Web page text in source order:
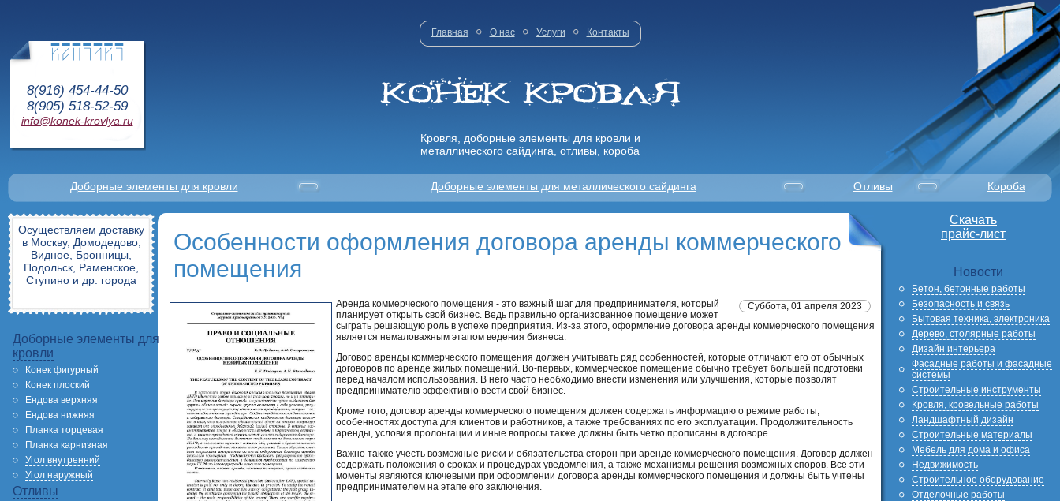
8(916) 454-44-50
8(905) 518-52-59
info@konek-krovlya.ru
Главная О нас Услуги Контакты
Кровля, доборные элементы для кровли и
металлического сайдинга, отливы, короба
Доборные элементы для кровли Доборные элементы для металлического сайдинга Отливы Короба
Осуществляем доставку
в Москву, Домодедово,
Видное, Бронницы,
Подольск, Раменское,
Ступино и др. города
Доборные элементы для
кровли
Конек фигурный
Конек плоский
Ендова верхняя
Ендова нижняя
Планка торцевая
Планка карнизная
Угол внутренний
Угол наружный
Отливы
Особенности оформления договора аренды коммерческого
помещения
Суббота, 01 апреля 2023
Аренда коммерческого помещения - это важный шаг для предпринимателя, который
планирует открыть свой бизнес. Ведь правильно организованное помещение может
сыграть решающую роль в успехе предприятия. Из-за этого, оформление договора аренды коммерческого помещения
является немаловажным этапом ведения бизнеса.
Договор аренды коммерческого помещения должен учитывать ряд особенностей, которые отличают его от обычных
договоров по аренде жилых помещений. Во-первых, коммерческое помещение обычно требует большей подготовки
перед началом использования. В него часто необходимо внести изменения или улучшения, которые позволят
предпринимателю эффективно вести свой бизнес.
Кроме того, договор аренды коммерческого помещения должен содержать информацию о режиме работы,
особенностях доступа для клиентов и работников, а также требованиях по его эксплуатации. Продолжительность
аренды, условия пролонгации и иные вопросы также должны быть четко прописаны в договоре.
Важно также учесть возможные риски и обязательства сторон при аренде коммерческого помещения. Договор должен
содержать положения о сроках и процедурах уведомления, а также механизмы решения возможных споров. Все эти
моменты являются ключевыми при оформлении договора аренды коммерческого помещения и должны быть учтены
предпринимателем на этапе его заключения.
Скачать
прайс-лист
Новости
Бетон, бетонные работы
Безопасность и связь
Бытовая техника, электроника
Дерево, столярные работы
Дизайн интерьера
Фасадные работы и фасадные
системы
Строительные инструменты
Кровля, кровельные работы
Ландшафтный дизайн
Строительные материалы
Мебель для дома и офиса
Недвижимость
Строительное оборудование
Отделочные работы